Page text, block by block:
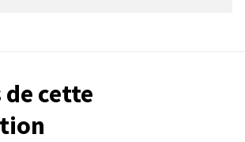
cette